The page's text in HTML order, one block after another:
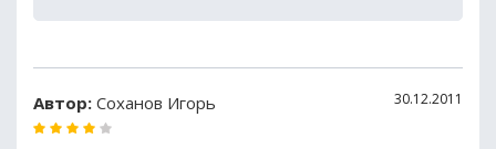
Автор: Соханов Игорь 30.12.2011